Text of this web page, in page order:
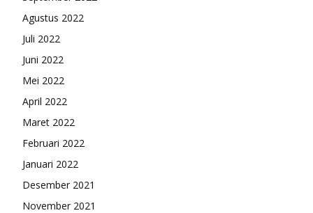
Agustus 2022
Juli 2022
Juni 2022
Mei 2022
April 2022
Maret 2022
Februari 2022
Januari 2022
Desember 2021
November 2021